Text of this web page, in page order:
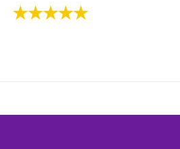
★★★★★